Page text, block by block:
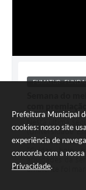
Prefeitura Municipal
cookies: nosso site
experiência de
concorda com a nossa
Privacidade.
FUMATUR -
(Universidade
Ivinhema) a
“Cuidar hoje
atividades da
ambiente foi